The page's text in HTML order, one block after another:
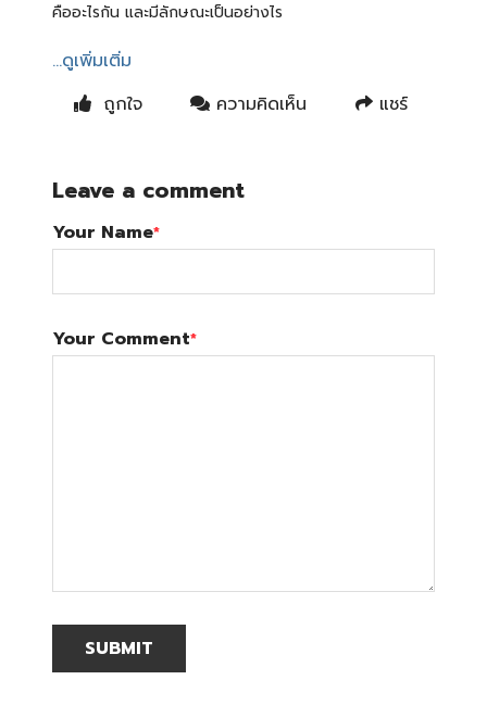
คืออะไรกัน และมีลักษณะเป็นอย่างไร
...ดูเพิ่มเติ่ม
ถูกใจ
ความคิดเห็น แชร์
Leave a comment
Your Name*
Your Comment*